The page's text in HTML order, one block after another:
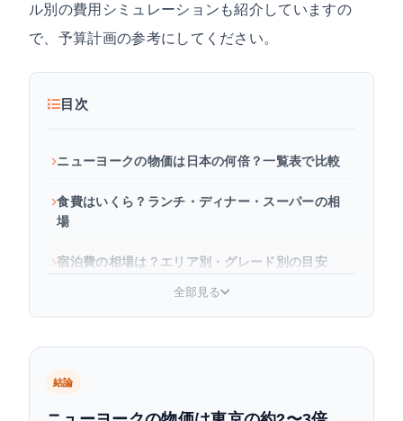
ル別の費用シミュレーションも紹介していますの
で、予算計画の参考にしてください。
目次
ニューヨークの物価は日本の何倍？一覧表で比較
食費はいくら？ランチ・ディナー・スーパーの相
場
宿泊費の相場は？エリア別・グレード別の目安
交通費の相場は？地下鉄・タクシー・空港の費用
観光費はいくら？主要スポットの入場料とパス活
全部見る
結論